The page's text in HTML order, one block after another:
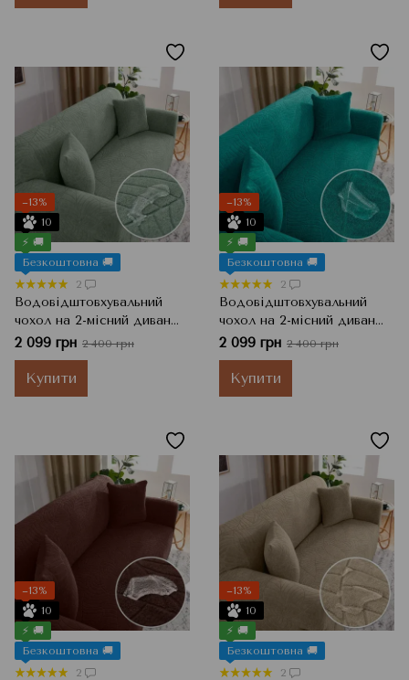
−13%
10
⚡ 🚚
Безкоштовна 🚚
2
Водовідштовхувальний
чохол на 2-місний диван
Жаккард з візерунком,
Зелений чай, 145x185 см
2 099 грн 2 400 грн
Купити
−13%
10
⚡ 🚚
Безкоштовна 🚚
2
Водовідштовхувальний
чохол на 2-місний диван
Жаккард з візерунком,
Бірюзовий, 145x185 см
2 099 грн 2 400 грн
Купити
−13%
10
⚡ 🚚
Безкоштовна 🚚
2
−13%
10
⚡ 🚚
Безкоштовна 🚚
2